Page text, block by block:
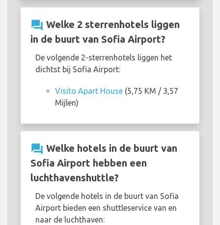
question_answer Welke 2 sterrenhotels liggen
in de buurt van Sofia Airport?
De volgende 2-sterrenhotels liggen het
dichtst bij Sofia Airport:
Visito Apart House (5,75 KM / 3,57
Mijlen)
question_answer Welke hotels in de buurt van
Sofia Airport hebben een
luchthavenshuttle?
De volgende hotels in de buurt van Sofia
Airport bieden een shuttleservice van en
naar de luchthaven: